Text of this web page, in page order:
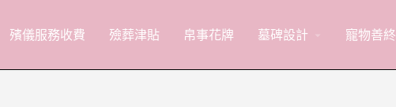
殯儀服務收費 殮葬津貼 帛事花牌 墓碑設計 寵物善終